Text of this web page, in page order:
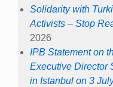
Solidarity with
Activists – Stop
2026
IPB Statement on
Executive Director
in Istanbul on 3